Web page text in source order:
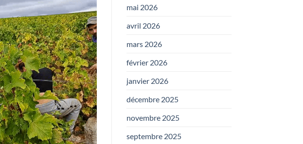
mai 2026
avril 2026
mars 2026
février 2026
janvier 2026
décembre 2025
novembre 2025
septembre 2025